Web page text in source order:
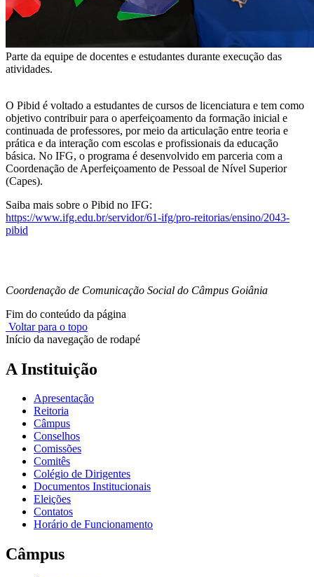
Parte da equipe de docentes e estudantes durante execução das
atividades.
O Pibid é voltado a estudantes de cursos de licenciatura e tem como
objetivo contribuir para o aperfeiçoamento da formação inicial e
continuada de professores, por meio da articulação entre teoria e
prática e da interação com escolas e profissionais da educação
básica. No IFG, o programa é desenvolvido em parceria com a
Coordenação de Aperfeiçoamento de Pessoal de Nível Superior
(Capes).
Saiba mais sobre o Pibid no IFG:
https://www.ifg.edu.br/servidor/61-ifg/pro-reitorias/ensino/2043-
pibid
Coordenação de Comunicação Social do Câmpus Goiânia
Fim do conteúdo da página
Voltar para o topo
Início da navegação de rodapé
A Instituição
Apresentação
Reitoria
Câmpus
Conselhos
Comissões
Comitês
Colégio de Dirigentes
Documentos Institucionais
Eleições
Contatos
Horário de Funcionamento
Câmpus